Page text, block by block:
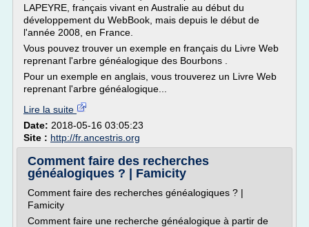
LAPEYRE, français vivant en Australie au début du
développement du WebBook, mais depuis le début de
l'année 2008, en France.
Vous pouvez trouver un exemple en français du Livre Web
reprenant l'arbre généalogique des Bourbons .
Pour un exemple en anglais, vous trouverez un Livre Web
reprenant l'arbre généalogique...
Lire la suite
Date: 2018-05-16 03:05:23
Site : http://fr.ancestris.org
Comment faire des recherches
généalogiques ? | Famicity
Comment faire des recherches généalogiques ? |
Famicity
Comment faire une recherche généalogique à partir de